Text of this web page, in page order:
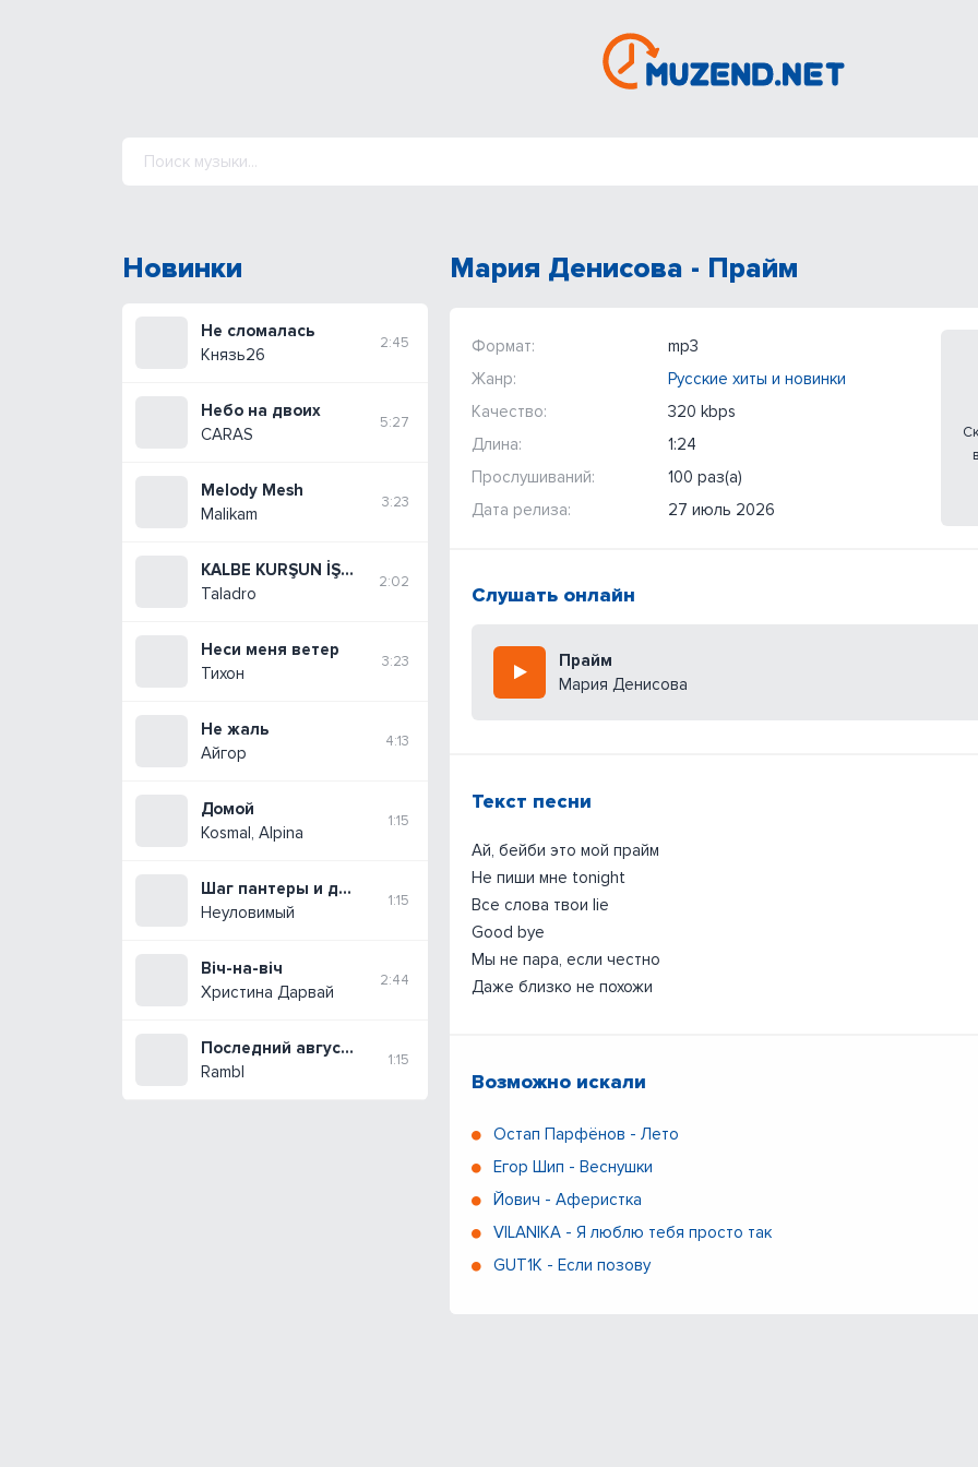
Новинки
Не сломалась
Князь26
2:45
Небо на двоих
CARAS
5:27
Melody Mesh
Malikam
3:23
KALBE KURŞUN İŞLEMEZ
Taladro
2:02
Неси меня ветер
Тихон
3:23
Не жаль
Айгор
4:13
Домой
Kosmal, Alpina
1:15
Шаг пантеры и дерзкий взгляд
Неуловимый
1:15
Віч-на-віч
Христина Дарвай
2:44
Последний август снова пахнет морем
Rambl
1:15
Мария Денисова - Прайм
Формат:
mp3
Жанр:
Русские хиты и новинки
Качество:
320 kbps
Длина:
1:24
Прослушиваний:
100 раз(а)
Дата релиза:
27 июль 2026
Слушать онлайн
Прайм
Мария Денисова
Текст песни
Ай, бейби это мой прайм
Не пиши мне tonight
Все слова твои lie
Good bye
Мы не пара, если честно
Даже близко не похожи
Возможно искали
Остап Парфёнов - Лето
Егор Шип - Веснушки
Йович - Аферистка
VILANIKA - Я люблю тебя просто так
GUT1K - Если позову